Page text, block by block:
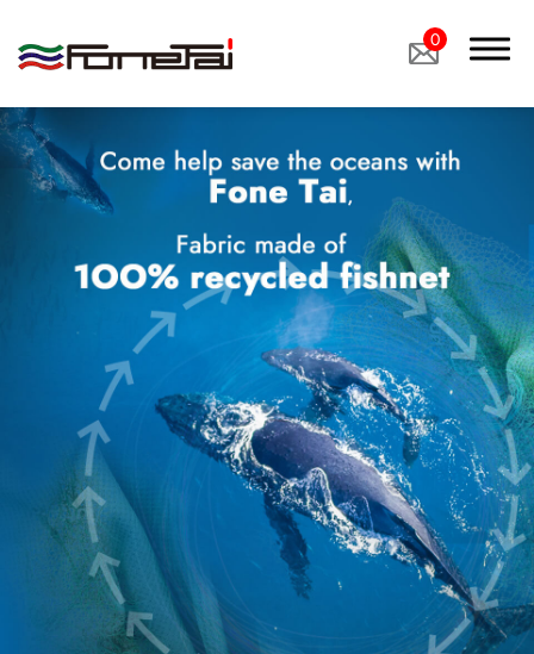
0
關於我們
產品應用
醫療用布
工業用布 ＆ 特殊用布
鞋材
袋材
家飾布料
安全防護用布